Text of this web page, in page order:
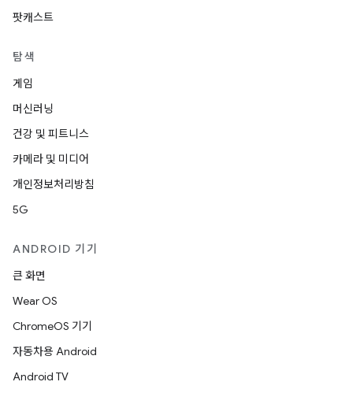
팟캐스트
탐색
게임
머신러닝
건강 및 피트니스
카메라 및 미디어
개인정보처리방침
5G
ANDROID 기기
큰 화면
Wear OS
ChromeOS 기기
자동차용 Android
Android TV